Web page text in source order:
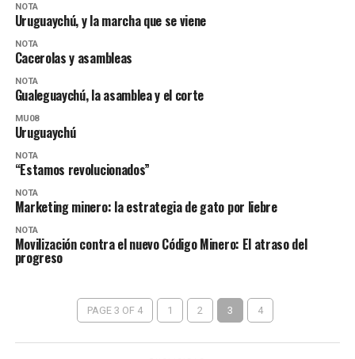
NOTA
Uruguaychú, y la marcha que se viene
NOTA
Cacerolas y asambleas
NOTA
Gualeguaychú, la asamblea y el corte
MU08
Uruguaychú
NOTA
“Estamos revolucionados”
NOTA
Marketing minero: la estrategia de gato por liebre
NOTA
Movilización contra el nuevo Código Minero: El atraso del
progreso
PAGE 3 OF 4 1 2 3 4